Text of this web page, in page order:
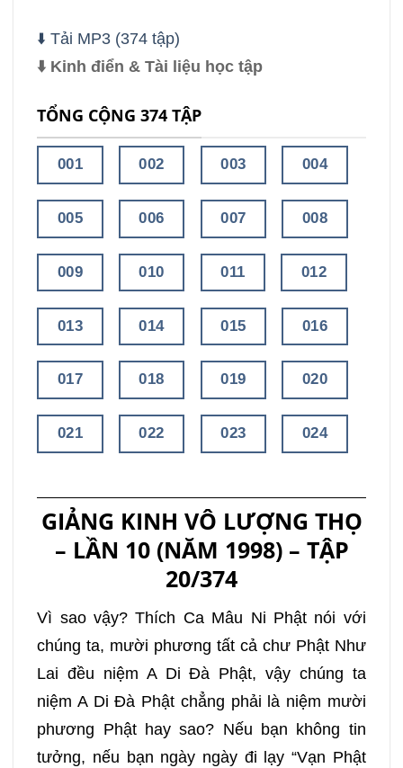
⬇️ Tải MP3 (374 tập)
⬇️ Kinh điển & Tài liệu học tập
TỔNG CỘNG 374 TẬP
001 002 003 004
005 006 007 008
009 010 011 012
013 014 015 016
017 018 019 020
021 022 023 024
029 030 031 032
037 038 039 040
041 042 043 044
045 046 047 048
GIẢNG KINH VÔ LƯỢNG THỌ
– LẦN 10 (NĂM 1998) – TẬP
20/374
Vì sao vậy? Thích Ca Mâu Ni Phật nói với
chúng ta, mười phương tất cả chư Phật Như
Lai đều niệm A Di Đà Phật, vậy chúng ta
niệm A Di Đà Phật chẳng phải là niệm mười
phương Phật hay sao? Nếu bạn không tin
tưởng, nếu bạn ngày ngày đi lạy “Vạn Phật